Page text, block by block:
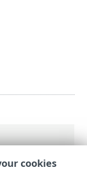
>ESET
cookies